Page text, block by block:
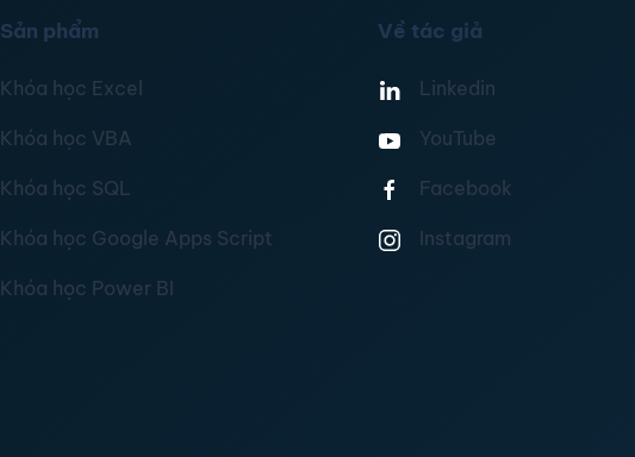
Sản phẩm
Khóa học Excel
Khóa học VBA
Khóa học SQL
Khóa học Google Apps Script
Khóa học Power BI
Về tác giả
Linkedin
YouTube
Facebook
Instagram